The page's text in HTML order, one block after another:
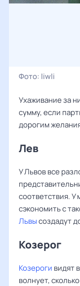
Фото: liwli
Ухаживание за
сумму, если
дорогим
Лев
У Львов все
соответствия. У
сэкономить с
Львысоздадут
Козерог
Козероги видят
волнует,